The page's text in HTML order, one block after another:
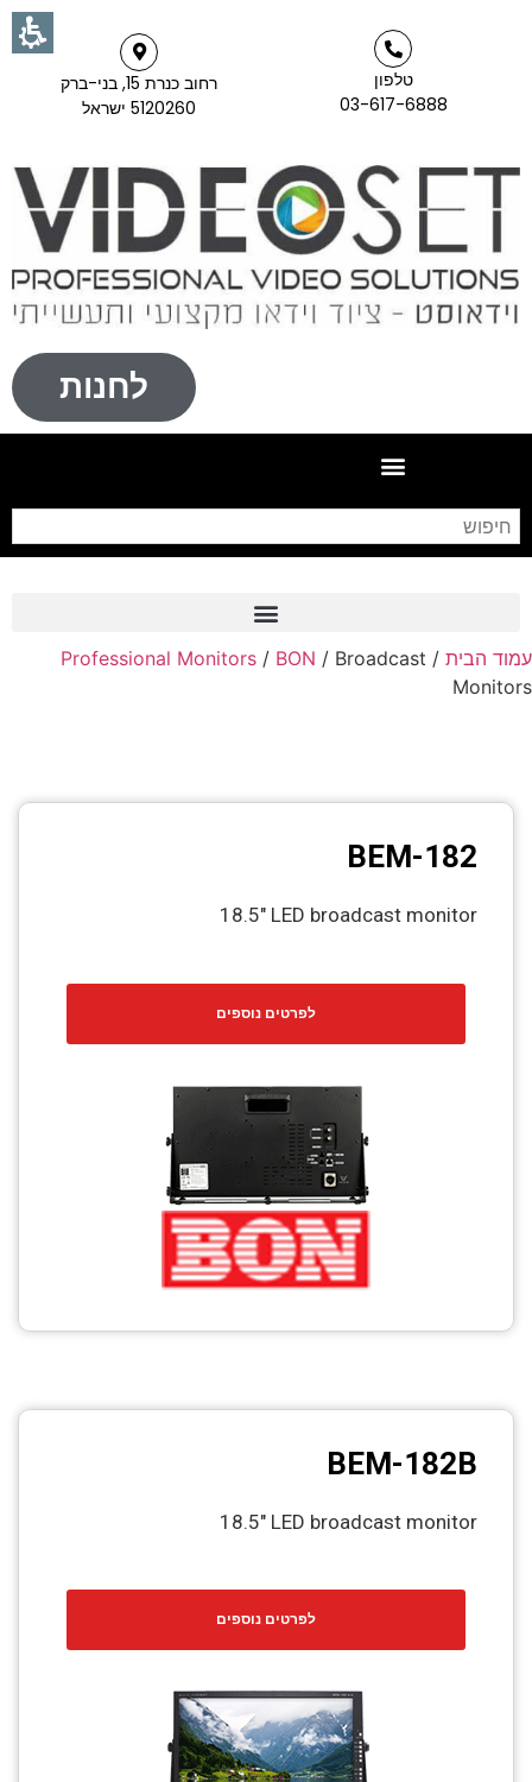
טלפון
03-617-6888
רחוב כנרת 15, בני-ברק
5120260 ישראל
לחנות
Frame Grabber
PTZ Confrence Camera
C-Mount Lenss
Professional Video Equipment
Fiber Optic
AV over IP
CCTV
Photo Printers
עמוד הבית /
Professional Monitors / BON / Broadcast
Monitors
BEM-182
18.5" LED broadcast monitor
לפרטים נוספים
BEM-182B
18.5" LED broadcast monitor
לפרטים נוספים